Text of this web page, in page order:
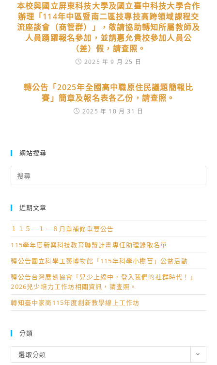
本校與國立屏東科技大學及國立臺中科技大學合作
辦理「114年中區暨南二區技專技高跨領域課程交
流座談會（商管群）」，敬請協助轉知所屬教師及
人員踴躍報名參加，並請惠允貴校參加人員公
（差）假，請查照。
2025 年 9 月 25 日
轉公告「2025年全國高中職原住民議題簡報比
賽」簡章及報名表各乙份，請查照。
2025 年 10 月 31 日
網站搜尋
for:
近期文章
１１５－１－８月重補修重要公告
115學年度新興科技教育聯盟計畫專任助理錄取名單
轉公告國立科學工藝博物館「115年科學小樹苗」公益活動
轉公告台灣展翅協會「兒少上線中，登入我們的社群時代！」
2026兒少培力工作坊相關資訊，請查照。
轉知臺中家商115年度創新教學線上工作坊
分類
類
選取分類